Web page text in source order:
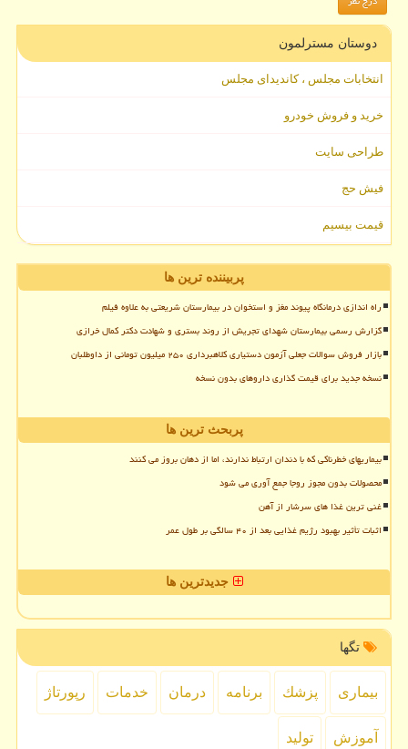
دوستان مسترلمون
انتخابات مجلس ، کاندیدای مجلس
خرید و فروش خودرو
طراحی سایت
فیش حج
قیمت بیسیم
پربیننده ترین ها
راه اندازی درمانگاه پیوند مغز و استخوان در بیمارستان شریعتی به علاوه فیلم
گزارش رسمی بیمارستان شهدای تجریش از روند بستری و شهادت دکتر کمال خرازی
بازار فروش سوالات جعلی آزمون دستیاری کلاهبرداری ۲۵۰ میلیون تومانی از داوطلبان
نسخه جدید برای قیمت گذاری داروهای بدون نسخه
پربحث ترین ها
بیماریهای خطرناکی که با دندان ارتباط ندارند، اما از دهان بروز می کنند
محصولات بدون مجوز روجا جمع آوری می شود
غنی ترین غذا های سرشار از آهن
اثبات تأثیر بهبود رژیم غذایی بعد از ۴۰ سالگی بر طول عمر
جدیدترین ها
تگها
بیماری پزشك برنامه درمان خدمات رپورتاژ
آموزش تولید